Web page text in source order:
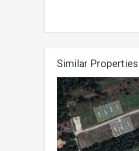
Similar Properties